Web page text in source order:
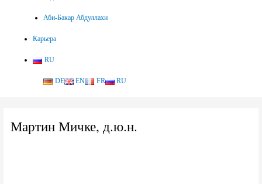
Аби-Бакар Абдуллахи
Карьера
RU
DE EN FR RU
Мартин Мичке, д.ю.н.